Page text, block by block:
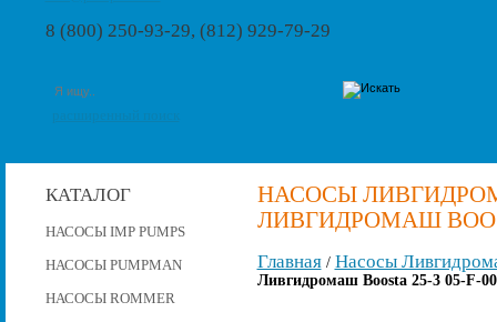
8 (800) 250-93-29, (812) 929-79-29
КАТАЛОГ
НАСОСЫ IMP PUMPS
НАСОСЫ PUMPMAN
НАСОСЫ ROMMER
НАСОСЫ
ЛИВГИДРОМАШ
Главная/ Насосы
Ливгидромаш Boosta 25-3 05-F-